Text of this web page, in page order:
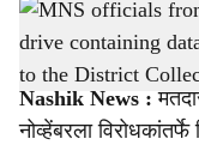
h
a
r
MNS officials from Nashik
alleged bogus voters to the
-Sarkarnama
Nashik News :
नोव्हेंबरला